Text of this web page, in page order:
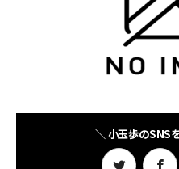
＼ 小玉歩のSNS